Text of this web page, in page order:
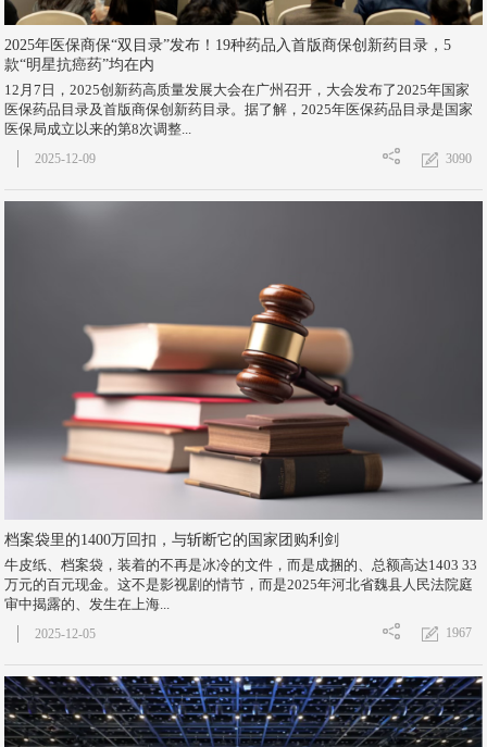
2025年医保商保“双目录”发布！19种药品入首版商保创新药目录，5
款“明星抗癌药”均在内
12月7日，2025创新药高质量发展大会在广州召开，大会发布了2025年国家
医保药品目录及首版商保创新药目录。据了解，2025年医保药品目录是国家
医保局成立以来的第8次调整...
3090
2025-12-09
档案袋里的1400万回扣，与斩断它的国家团购利剑
牛皮纸、档案袋，装着的不再是冰冷的文件，而是成捆的、总额高达1403 33
万元的百元现金。这不是影视剧的情节，而是2025年河北省魏县人民法院庭
审中揭露的、发生在上海...
1967
2025-12-05